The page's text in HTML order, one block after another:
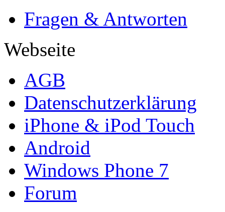
Fragen & Antworten
Webseite
AGB
Datenschutzerklärung
iPhone & iPod Touch
Android
Windows Phone 7
Forum